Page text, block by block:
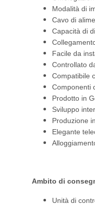
Modalità di
Cavo di
Capacità di
Facile da
Controllato
Compatibile
Componenti
Prodotto in
Sviluppo
Produzione
Elegante
Ambito di
Unità di